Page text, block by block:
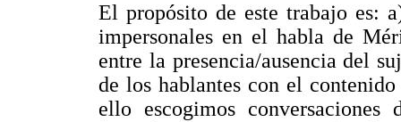
El propósito de este trabajo es:
impersonales en el habla de
entre la presencia/ausencia del
de los hablantes con el
ello escogimos